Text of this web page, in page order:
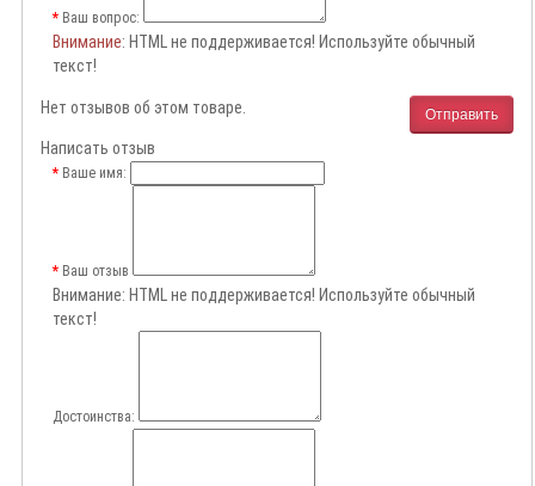
Ваш вопрос:
Внимание: HTML не поддерживается! Используйте обычный
текст!
Отправить
Нет отзывов об этом товаре.
Написать отзыв
Ваше имя:
Ваш отзыв
Внимание: HTML не поддерживается! Используйте обычный
текст!
Достоинства: